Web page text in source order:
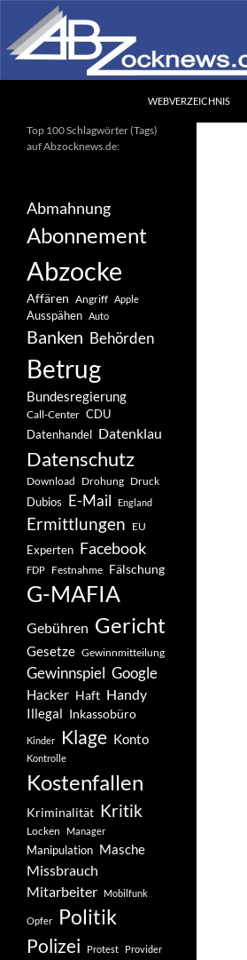
Inhalt
springen
WEBVERZEICHNIS
Ihr unabhängiges
Informationsportal
Top 100 Schlagwörter (Tags)
auf Abzocknews.de:
Abmahnung
Abonnement
Abzocke
Affären Angriff Apple
Ausspähen Auto
Banken Behörden
Betrug
Bundesregierung
Call-Center CDU
Datenhandel Datenklau
Datenschutz
Download Drohung Druck
Dubios E-Mail England
Ermittlungen EU
Experten Facebook
FDP Festnahme Fälschung
G-MAFIA
Gebühren Gericht
Gesetze Gewinnmitteilung
Gewinnspiel Google
Hacker Haft Handy
Illegal Inkassobüro
Kinder Klage Konto
Kontrolle
Kostenfallen
Kriminalität Kritik
Locken Manager
Manipulation Masche
Missbrauch
Mitarbeiter
Mobilfunk
Opfer Politik
Polizei Protest Provider